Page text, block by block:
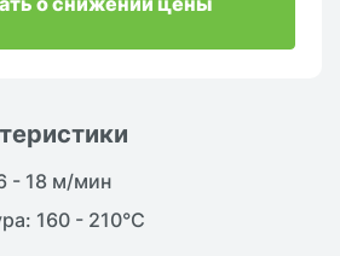
- 18 м/мин
160 - 210°С